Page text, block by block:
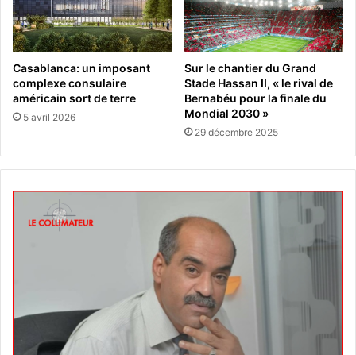
Casablanca: un imposant
complexe consulaire
américain sort de terre
5 avril 2026
Sur le chantier du Grand
Stade Hassan II, « le rival de
Bernabéu pour la finale du
Mondial 2030 »
29 décembre 2025